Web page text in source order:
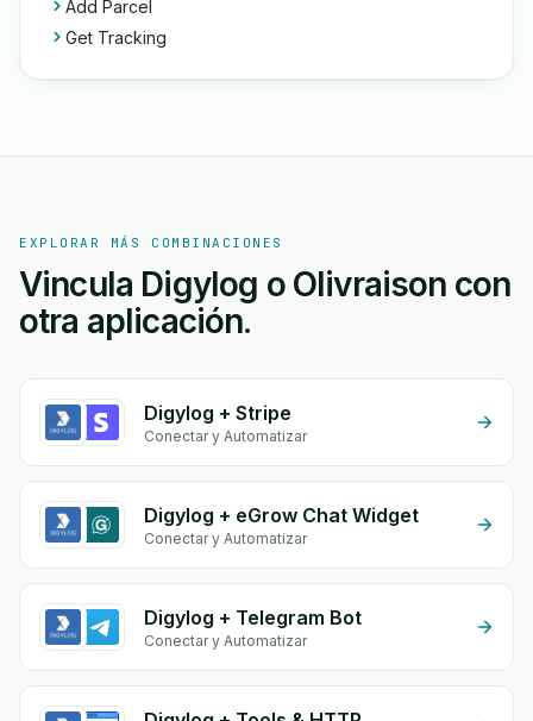
Add Parcel
Get Tracking
EXPLORAR MÁS COMBINACIONES
Vincula Digylog o Olivraison con
otra aplicación.
Digylog + Stripe
Conectar y Automatizar
Digylog + eGrow Chat Widget
Conectar y Automatizar
Digylog + Telegram Bot
Conectar y Automatizar